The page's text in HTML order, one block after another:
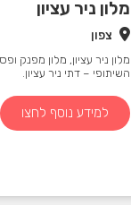
מלון ניר עציון
צפון
מלון ניר עציון, מלון מפנק
השיתופי – דתי ניר עציון.
למידע נוסף לחצו